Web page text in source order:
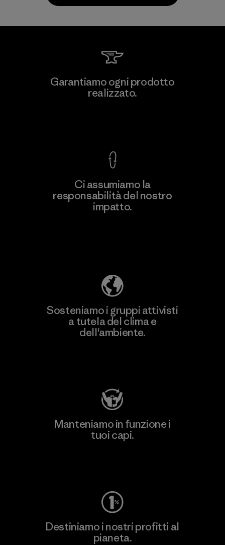
Scopri di più
V.T. Garment Co., Ltd.
Garantiamo ogni prodotto
realizzato.
Ci assumiamo la
responsabilità del nostro
impatto.
Sosteniamo i gruppi attivisti
a tutela del clima e
dell'ambiente.
Manteniamo in funzione i
tuoi capi.
Destiniamo i nostri profitti al
pianeta.